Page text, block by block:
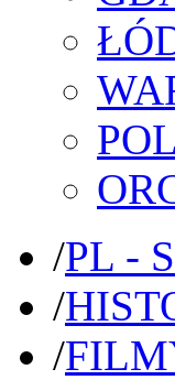
/PL -
/
/